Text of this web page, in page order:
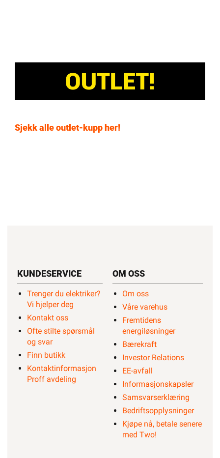
Sjekk alle outlet-kupp her!
KUNDESERVICE
Trenger du elektriker?
Vi hjelper deg
Kontakt oss
Ofte stilte spørsmål
og svar
Finn butikk
Kontaktinformasjon
Proff avdeling
OM OSS
Om oss
Våre varehus
Fremtidens
energiløsninger
Bærekraft
Investor Relations
EE-avfall
Informasjonskapsler
Samsvarserklæring
Bedriftsopplysninger
Kjøpe nå, betale senere
med Two!